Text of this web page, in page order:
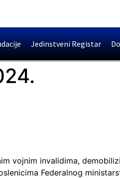
Jedinstveni Registar
vojnim invalidima,
Federalnog